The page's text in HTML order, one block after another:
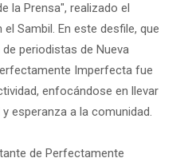
la Prensa", realizado el
Sambil. En este desfile, que
periodistas de Nueva
Imperfecta fue
enfocándose en llevar
esperanza a la comunidad.
de Perfectamente